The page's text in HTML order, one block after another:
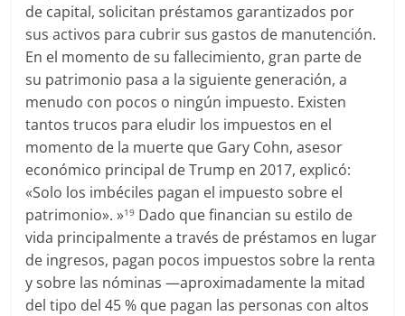
de capital, solicitan préstamos garantizados por
sus activos para cubrir sus gastos de manutención.
En el momento de su fallecimiento, gran parte de
su patrimonio pasa a la siguiente generación, a
menudo con pocos o ningún impuesto. Existen
tantos trucos para eludir los impuestos en el
momento de la muerte que Gary Cohn, asesor
económico principal de Trump en 2017, explicó:
«Solo los imbéciles pagan el impuesto sobre el
patrimonio». »19 Dado que financian su estilo de
vida principalmente a través de préstamos en lugar
de ingresos, pagan pocos impuestos sobre la renta
y sobre las nóminas —aproximadamente la mitad
del tipo del 45 % que pagan las personas con altos